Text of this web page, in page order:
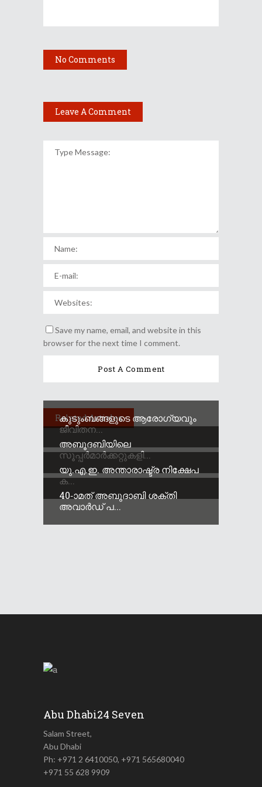
No Comments
Leave A Comment
Save my name, email, and website in this
browser for the next time I comment.
Related Articles
കുടുംബങ്ങളുടെ ആരോഗ്യവും
ജീവിതന...
അബൂദബിയിലെ
സൂപ്പർമാർക്കറ്റുകളി...
യു.എ.ഇ. അന്താരാഷ്ട്ര നിക്ഷേപ
ക...
40-ാമത് അബുദാബി ശക്തി
അവാർഡ് പ...
Abu Dhabi24 Seven
Salam Street,
Abu Dhabi
Ph: +971 2 6410050, +971 565680040
+971 55 628 9909